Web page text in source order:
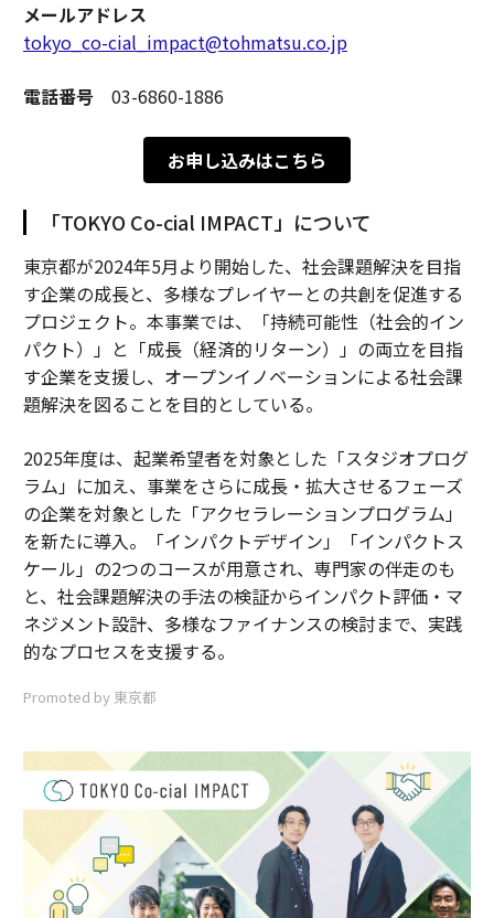
メールアドレス
tokyo_co-cial_impact@tohmatsu.co.jp
電話番号 03-6860-1886
お申し込みはこちら
「TOKYO Co-cial IMPACT」について
東京都が2024年5月より開始した、社会課題解決を目指
す企業の成長と、多様なプレイヤーとの共創を促進する
プロジェクト。本事業では、「持続可能性（社会的イン
パクト）」と「成長（経済的リターン）」の両立を目指
す企業を支援し、オープンイノベーションによる社会課
題解決を図ることを目的としている。
2025年度は、起業希望者を対象とした「スタジオプログ
ラム」に加え、事業をさらに成長・拡大させるフェーズ
の企業を対象とした「アクセラレーションプログラム」
を新たに導入。「インパクトデザイン」「インパクトス
ケール」の2つのコースが用意され、専門家の伴走のも
と、社会課題解決の手法の検証からインパクト評価・マ
ネジメント設計、多様なファイナンスの検討まで、実践
的なプロセスを支援する。
Promoted by 東京都